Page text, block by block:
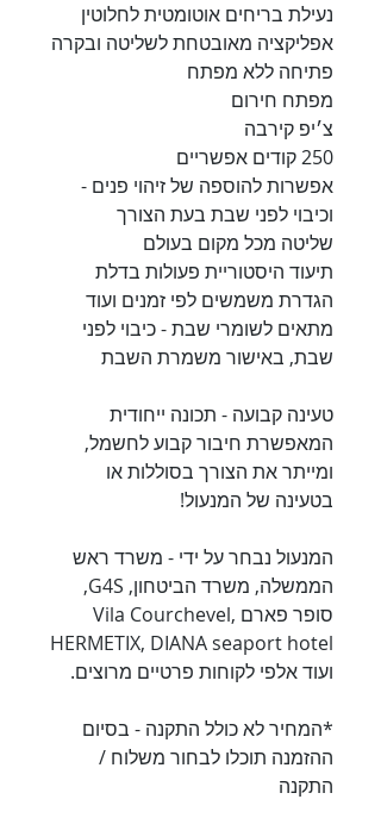
נעילת בריחים אוטומטית לחלוטין
אפליקציה מאובטחת לשליטה ובקרה
פתיחה ללא מפתח
מפתח חירום
צ׳יפ קירבה
250 קודים אפשריים
אפשרות להוספה של זיהוי פנים -
וכיבוי לפני שבת בעת הצורך
שליטה מכל מקום בעולם
תיעוד היסטוריית פעולות בדלת
הגדרת משמשים לפי זמנים ועוד
מתאים לשומרי שבת - כיבוי לפני
שבת, באישור משמרת השבת
טעינה קבועה - תכונה ייחודית
המאפשרת חיבור קבוע לחשמל,
ומייתר את הצורך בסוללות או
בטעינה של המנעול!
המנעול נבחר על ידי - משרד ראש
הממשלה, משרד הביטחון, G4S,
סופר פארם Vila Courchevel,
HERMETIX, DIANA seaport hotel
ועוד אלפי לקוחות פרטיים מרוצים.
*המחיר לא כולל התקנה - בסיום
ההזמנה תוכלו לבחור משלוח /
התקנה